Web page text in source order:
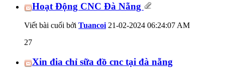
Hoạt Động CNC Đà Nẵng
Viết bài cuối bởi Tuancoi 21-02-2024 06:24:07 AM
27
Xin đia chỉ sữa đồ cnc tại đà nẵng